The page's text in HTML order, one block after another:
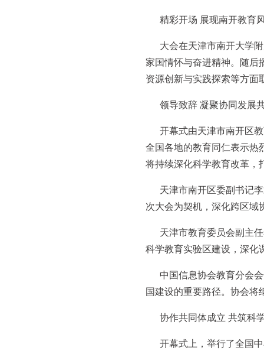
精彩开场 展现南开教育
大会在天津市南开大学
家国情怀与奋进精神。随后
资源创新与实践探索等方面
领导致辞 凝聚协同发展
开幕式由天津市南开区
全国各地的教育同仁表示热
将持续深化科学教育改革，
天津市南开区委副书记
次大会为契机，深化跨区域
天津市教育委员会副主
科学教育实验区建设，深化
中国信息协会教育分会
国建设的重要路径。协会将
协作共同体成立 共筑科
开幕式上，举行了全国